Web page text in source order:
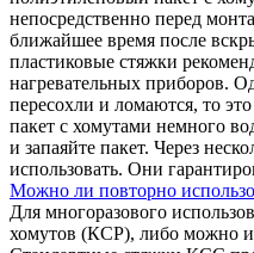
непосредственно перед
ближайшее время после
пластиковые стяжки
нагревательных приборов.
пересохли и ломаются, то
пакет с хомутами немного
и запаяйте пакет. Через
использовать. Они
Можно ли повторно
Для многоразового
хомутов (КСР), либо можно